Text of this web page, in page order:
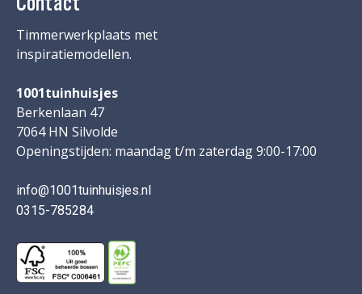
Timmerwerkplaats met
inspiratiemodellen.
1001tuinhuisjes
Berkenlaan 47
7064 HN Silvolde
Openingstijden: maandag t/m zaterdag 9:00-17:00
info@1001tuinhuisjes.nl
0315-785284